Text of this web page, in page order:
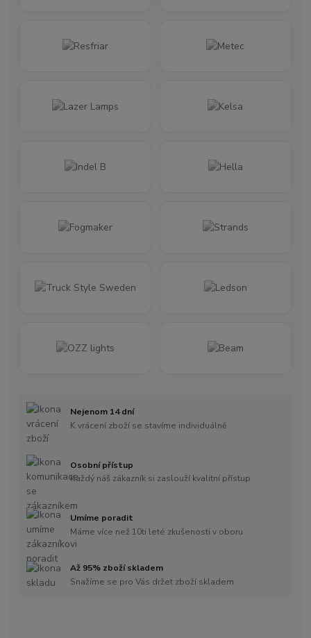
Nejenom 14 dní
K vrácení zboží se stavíme individuálně
Osobní přístup
Každý náš zákazník si zaslouží kvalitní přístup
Umíme poradit
Máme více než 10ti leté zkušenosti v oboru
Až 95% zboží skladem
Snažíme se pro Vás držet zboží skladem